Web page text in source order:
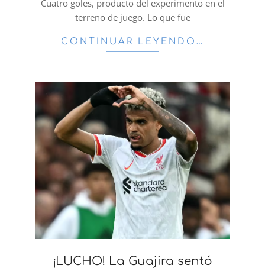
Cuatro goles, producto del experimento en el
terreno de juego. Lo que fue
CONTINUAR LEYENDO…
¡LUCHO! La Guajira sentó